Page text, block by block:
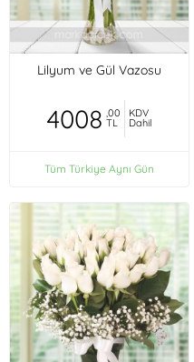
Lilyum ve Gül Vazosu
4008 ,00
TL
KDV
Dahil
Tüm Türkiye Aynı Gün